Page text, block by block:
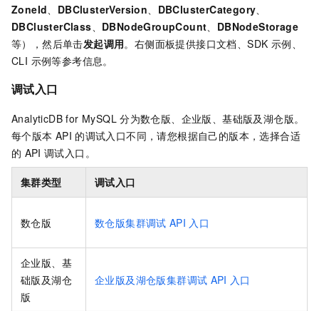
ZoneId
DBClusterVersion DBClusterCategory
DBClusterClass
DBNodeGroupCount
DBNodeStorage
等），然后单击发起调用。右侧面板提供接口文档、SDK 示例、
CLI 示例等参考信息。
调试入口
AnalyticDB for MySQL 分为数仓版、 企业版、基础版及湖仓版。
每个版本 API 的调试入口不同，请您根据自己的版本，选择合适
的 API 调试入口。
集群类型 调试入口
数仓版 数仓版集群调试 API 入口
企业版、基
础版及湖仓
版
企业版及湖仓版集群调试 API 入口